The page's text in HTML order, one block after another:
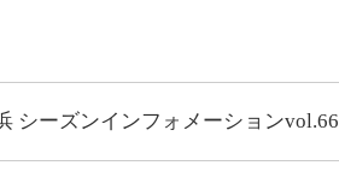
シーズンインフォメーションvol.66